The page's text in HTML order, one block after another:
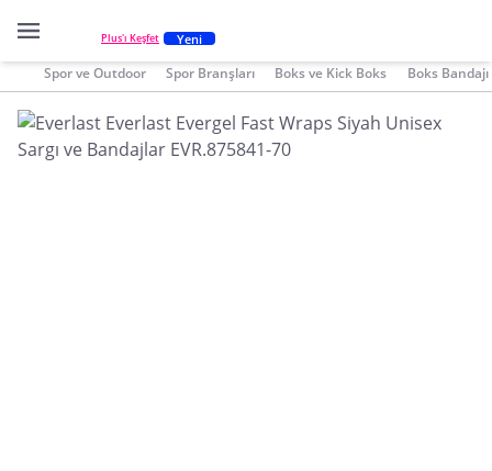
Plus'ı Keşfet Yeni
Spor ve Outdoor Spor Branşları Boks ve Kick Boks Boks Bandajı